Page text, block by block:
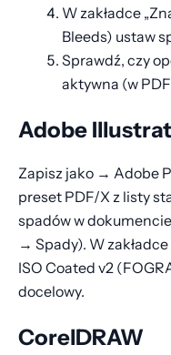
W zakładce
Bleeds) ustaw
Sprawdź, czy
aktywna (w
Adobe
Zapisz jako → Adobe
preset PDF/X z listy
spadów w
→ Spady). W
ISO Coated v2
docelowy.
CorelDRAW